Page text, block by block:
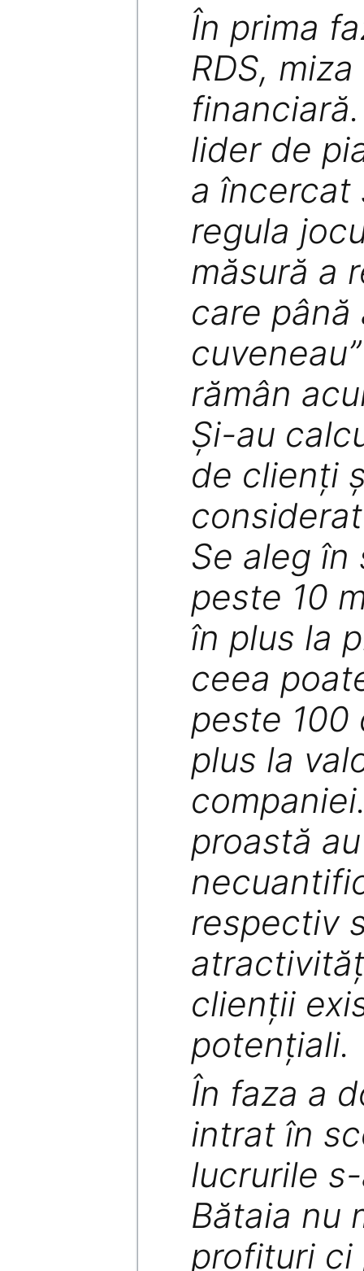
În prima
RDS,
lider de
a încercat
regula
măsură a
care până
rămân
Şi-au
de clienţi
Se aleg în
peste 10
în plus la
ceea
peste 100
plus la
proastă
respectiv
clienţii
potenţiali.
În faza a
intrat în
lucrurile
Bătaia nu
profituri ci